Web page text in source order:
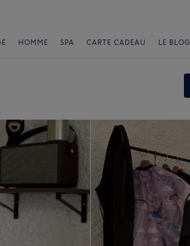
HOMME SPA CARTE CADEAU LE